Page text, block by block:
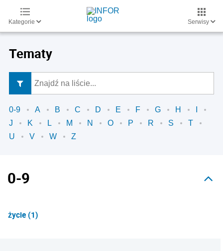
Kategorie Serwisy
Tematy
0-9 A B C D E F G H
J
K L M N O P R S
T
U
V W Z
0-9
życie (1)